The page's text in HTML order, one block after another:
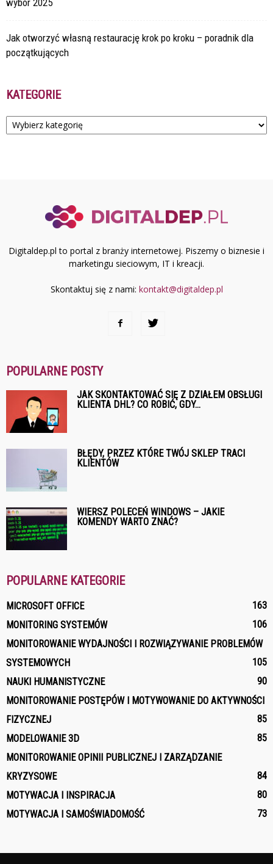
Jak otworzyć własną restaurację krok po kroku – poradnik dla
początkujących
KATEGORIE
Kategorie
Digitaldep.pl to portal z branży internetowej. Piszemy o biznesie i
marketingu sieciowym, IT i kreacji.
Skontaktuj się z nami: kontakt@digitaldep.pl
POPULARNE POSTY
JAK SKONTAKTOWAĆ SIĘ Z DZIAŁEM OBSŁUGI
KLIENTA DHL? CO ROBIĆ, GDY...
BŁĘDY, PRZEZ KTÓRE TWÓJ SKLEP TRACI
KLIENTÓW
WIERSZ POLECEŃ WINDOWS – JAKIE
KOMENDY WARTO ZNAĆ?
POPULARNE KATEGORIE
MICROSOFT OFFICE
163
MONITORING SYSTEMÓW
106
MONITOROWANIE WYDAJNOŚCI I ROZWIĄZYWANIE PROBLEMÓW
SYSTEMOWYCH
105
NAUKI HUMANISTYCZNE
90
MONITOROWANIE POSTĘPÓW I MOTYWOWANIE DO AKTYWNOŚCI
FIZYCZNEJ
85
MODELOWANIE 3D
85
MONITOROWANIE OPINII PUBLICZNEJ I ZARZĄDZANIE
KRYZYSOWE
84
MOTYWACJA I INSPIRACJA
80
MOTYWACJA I SAMOŚWIADOMOŚĆ
73